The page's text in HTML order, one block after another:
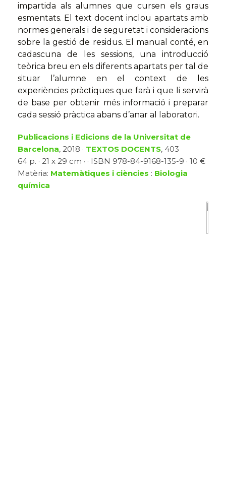
impartida als alumnes que cursen els graus
esmentats. El text docent inclou apartats amb
normes generals i de seguretat i consideracions
sobre la gestió de residus. El manual conté, en
cadascuna de les sessions, una introducció
teòrica breu en els diferents apartats per tal de
situar l’alumne en el context de les
experiències pràctiques que farà i que li servirà
de base per obtenir més informació i preparar
cada sessió pràctica abans d’anar al laboratori.
Publicacions i Edicions de la Universitat de
Barcelona, 2018 · TEXTOS DOCENTS, 403
64 p. · 21 x 29 cm · · ISBN 978-84-9168-135-9 · 10 €
Matèria: Matemàtiques i ciències : Biologia
química